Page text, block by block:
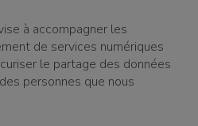
à accompagner les
de services numériques
le partage des données
personnes que nous